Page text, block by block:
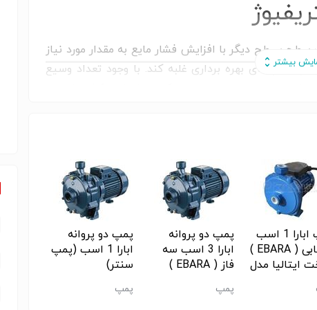
بسطح دیگر با افزایش فشار مایع به مقدار مورد نیاز
و فشار های بهره برداری غلبه کند. با وجود تعداد وسیع
در داخل محفظه (پوسته) حلزونی حرکت میدهد. مایع از
یعنی جایی که بوسیله پره های پروانه حمل میشود.
راد پمپ
آب , کفکش , پخش عمده)
پمپ ابارا 1 اسب
بشقابی ( EBARA )
ایتالیا مدل
سنتر)
پمپ دو پروانه
ابارا 3 اسب سه
فاز ( EBARA )
CDA 3.00 T
پمپ
پمپ دو پروانه
ابارا 1 اسب (پمپ
سنتر)
پمپ